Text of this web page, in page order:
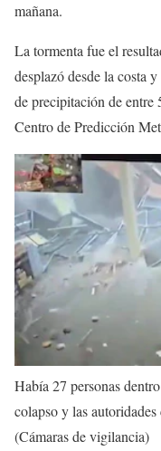
mañana.
La tormenta fue el
desplazó desde la costa
de precipitación de entre
Centro de Predicción
Había 27 personas
colapso y las
(Cámaras de vigilancia)